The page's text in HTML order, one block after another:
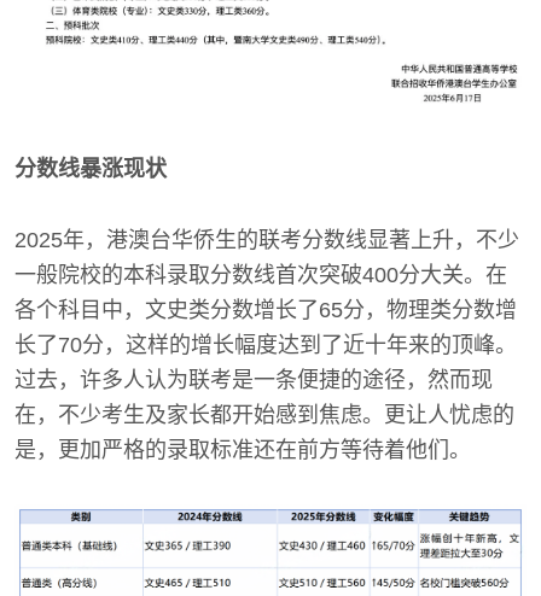
分数线暴涨现状
2025年，港澳台华侨生的联考分数线显著上升，不少
一般院校的本科录取分数线首次突破400分大关。在
各个科目中，文史类分数增长了65分，物理类分数增
长了70分，这样的增长幅度达到了近十年来的顶峰。
过去，许多人认为联考是一条便捷的途径，然而现
在，不少考生及家长都开始感到焦虑。更让人忧虑的
是，更加严格的录取标准还在前方等待着他们。